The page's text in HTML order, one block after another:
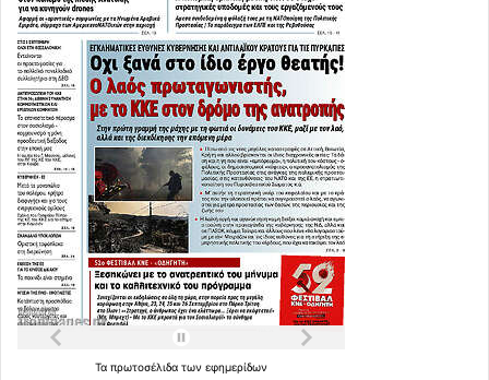
Τα πρωτοσέλιδα των εφημερίδων